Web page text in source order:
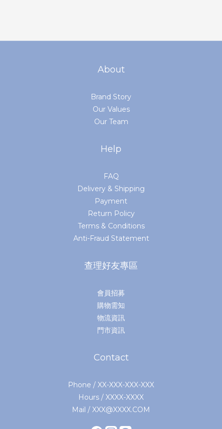
About
Brand Story
Our Values
Our Team
Help
FAQ
Delivery & Shipping
Payment
Return Policy
Terms & Conditions
Anti-Fraud Statement
查理好友專區
會員招募
購物需知
物流資訊
門市資訊
Contact
Phone / XX-XXX-XXX-XXX
Hours / XXXX-XXXX
Mail / XXX@XXXX.COM